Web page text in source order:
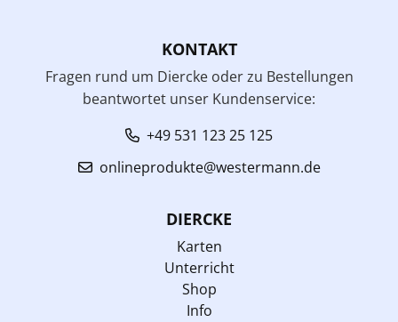
KONTAKT
Fragen rund um Diercke oder zu Bestellungen
beantwortet unser Kundenservice:
+49 531 123 25 125
onlineprodukte@westermann.de
DIERCKE
Karten
Unterricht
Shop
Info